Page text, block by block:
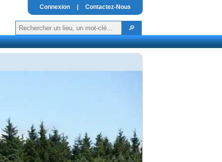
Connexion Contactez-Nous